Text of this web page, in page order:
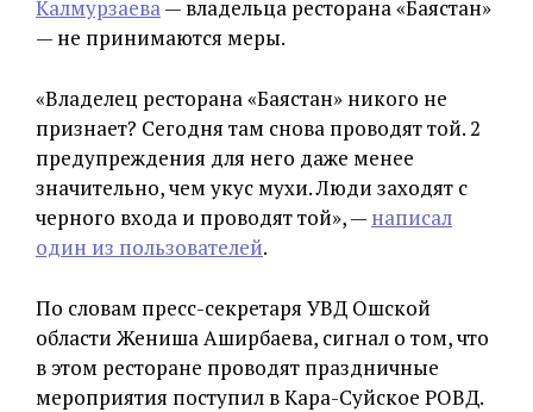
Калмурзаева — владельца ресторана «Баястан»
— не принимаются меры.
«Владелец ресторана «Баястан» никого не
признает? Сегодня там снова проводят той. 2
предупреждения для него даже менее
значительно, чем укус мухи. Люди заходят с
черного входа и проводят той», — написал
один из пользователей.
По словам пресс-секретаря УВД Ошской
области Жениша Аширбаева, сигнал о том, что
в этом ресторане проводят праздничные
мероприятия поступил в Кара-Суйское РОВД.